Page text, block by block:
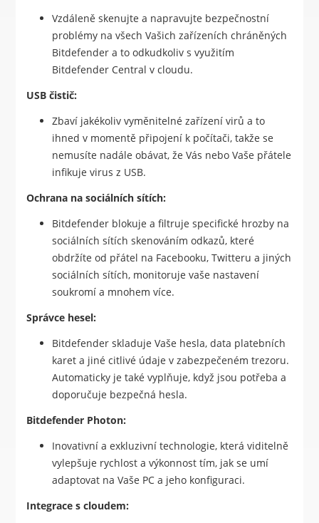
Vzdáleně skenujte a napravujte bezpečnostní
problémy na všech Vašich zařízeních chráněných
Bitdefender a to odkudkoliv s využitím
Bitdefender Central v cloudu.
USB čistič:
Zbaví jakékoliv vyměnitelné zařízení virů a to
ihned v momentě připojení k počítači, takže se
nemusíte nadále obávat, že Vás nebo Vaše přátele
infikuje virus z USB.
Ochrana na sociálních sítích:
Bitdefender blokuje a filtruje specifické hrozby na
sociálních sítích skenováním odkazů, které
obdržíte od přátel na Facebooku, Twitteru a jiných
sociálních sítích, monitoruje vaše nastavení
soukromí a mnohem více.
Správce hesel:
Bitdefender skladuje Vaše hesla, data platebních
karet a jiné citlivé údaje v zabezpečeném trezoru.
Automaticky je také vyplňuje, když jsou potřeba a
doporučuje bezpečná hesla.
Bitdefender Photon:
Inovativní a exkluzivní technologie, která viditelně
vylepšuje rychlost a výkonnost tím, jak se umí
adaptovat na Vaše PC a jeho konfiguraci.
Integrace s cloudem: